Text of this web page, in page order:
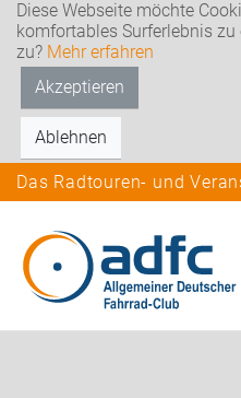
Diese Webseite möchte
komfortables Surferlebnis
zu? Mehr erfahren
Akzeptieren
Ablehnen
Das Radtouren- und